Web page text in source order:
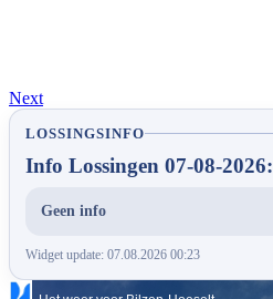
Next
LOSSINGSINFO
Info Lossingen 07-08-2026:
Geen info
Widget update: 07.08.2026 00:23